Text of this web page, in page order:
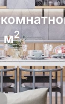
8
м2